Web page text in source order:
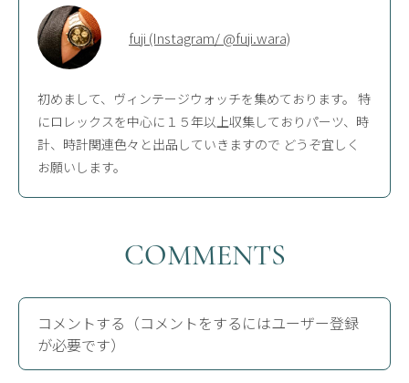
fuji (Instagram/ @fuji.wara)
初めまして、ヴィンテージウォッチを集めております。 特
にロレックスを中心に１５年以上収集しておりパーツ、時
計、時計関連色々と出品していきますので どうぞ宜しく
お願いします。
COMMENTS
コメントする（コメントをするにはユーザー登録
が必要です）